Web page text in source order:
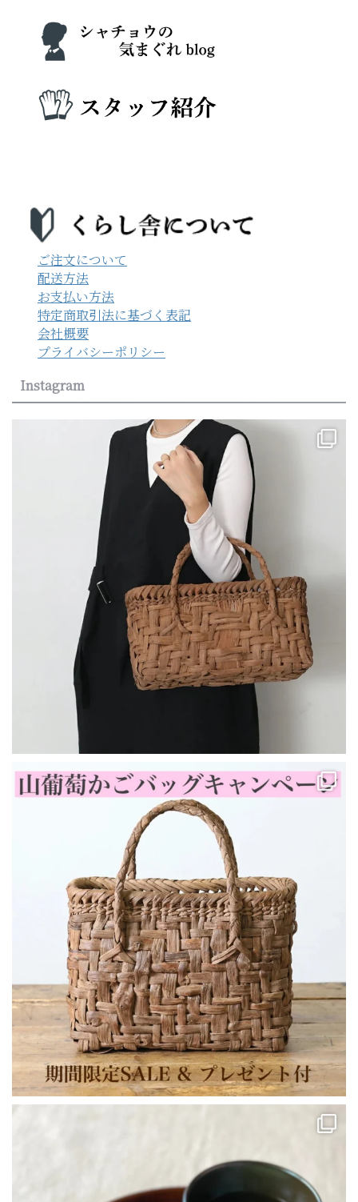
ご注文について
配送方法
お支払い方法
特定商取引法に基づく表記
会社概要
プライバシーポリシー
Instagram